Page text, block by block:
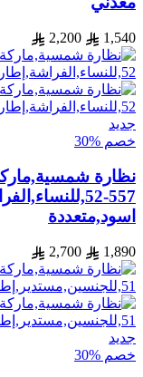
1,540
2,200
جديد
خصم %30
557-
اسود,متعددة
1,890
2,700
جديد
خصم %30